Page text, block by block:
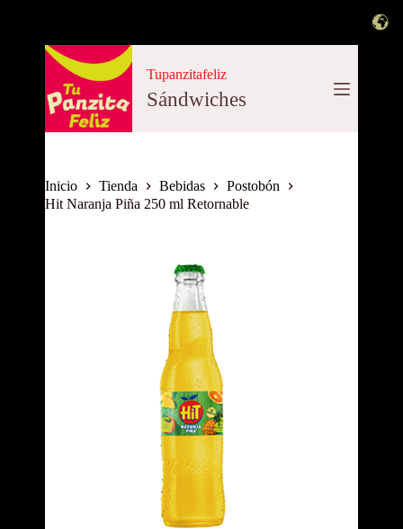
Saltar
contenido
Tupanzitafeliz
Sándwiches
Inicio Tienda Bebidas
Postobón
Hit Naranja Piña 250 ml Retornable